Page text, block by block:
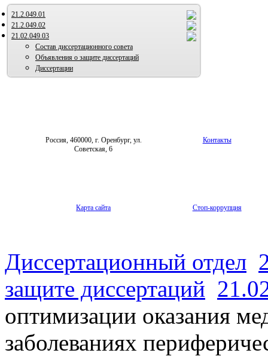
21.2.049.01
21.2.049.02
21.02.049.03
Состав диссертационного совета
Объявления о защите диссертаций
Диссертации
Россия, 460000, г. Оренбург, ул.
Советская, 6
Контакты
Карта сайта Стоп-коррупция
Диссертационный отдел
защите диссертаций
оптимизации оказания
заболеваниях